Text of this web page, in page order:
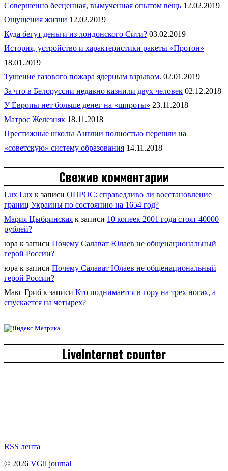
Совершенно бесценная, вымученная опытом вещь 12.02.2019
Ощущения жизни 12.02.2019
Куда бегут деньги из лондонского Сити? 03.02.2019
История, устройство и характеристики ракеты «Протон»
18.01.2019
Тушение газового пожара ядерным взрывом. 02.01.2019
За что в Белоруссии недавно казнили двух человек 02.12.2018
У Европы нет больше денег на «шпроты» 23.11.2018
Матрос Железняк 18.11.2018
Престижные школы Англии полностью перешли на
«советскую» систему образования 14.11.2018
Свежие комментарии
Lux Lux к записи ОПРОС: справедливо ли восстановление
границ Украины по состоянию на 1654 год?
Мария Цыбринская к записи 10 копеек 2001 года стоят 40000
рублей?
юра к записи Почему Салават Юлаев не общенациональный
герой России?
юра к записи Почему Салават Юлаев не общенациональный
герой России?
Макс Гриб к записи Кто поднимается в гору на трех ногах, а
спускается на четырех?
LiveInternet counter
RSS лента
© 2026 VGil journal